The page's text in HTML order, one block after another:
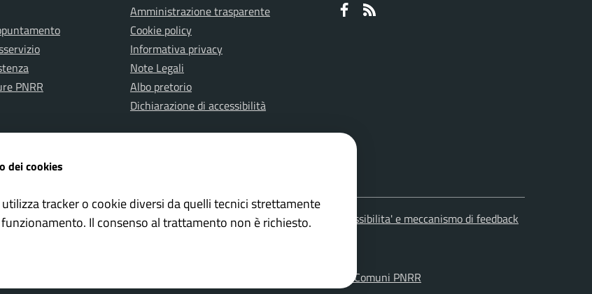
PNRR
Amministrazione trasparente
Cookie policy
Informativa privacy
Note Legali
Albo pretorio
Dichiarazione di accessibilità
Faceboook
Locale Whistleblowing – Segnalazioni illeciti
Accessibilita' e meccanismo di feedback
Marittima è un progetto realizzato da
Soluzione Comuni PNRR
dei cookies
tracker o cookie diversi da quelli tecnici strettamente
Il consenso al trattamento non è richiesto.